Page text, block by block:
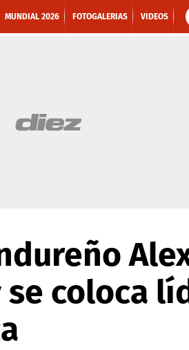
MUNDIAL 2026 FOTOGALERIAS VIDEOS
coloca